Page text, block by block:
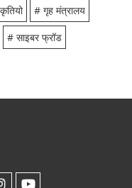
# गृह मंत्रालय
# साइबर फ्रॉड